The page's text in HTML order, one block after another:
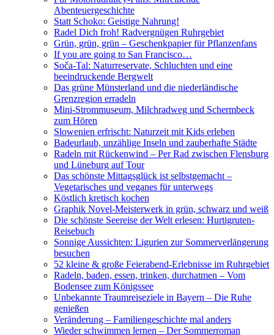
Abenteuergeschichte
Statt Schoko: Geistige Nahrung!
Radel Dich froh! Radvergnügen Ruhrgebiet
Grün, grün, grün – Geschenkpapier für Pflanzenfans
If you are going to San Francisco…
Soča-Tal: Naturreservate, Schluchten und eine
beeindruckende Bergwelt
Das grüne Münsterland und die niederländische
Grenzregion erradeln
Mini-Strommuseum, Milchradweg und Schermbeck
zum Hören
Slowenien erfrischt: Naturzeit mit Kids erleben
Badeurlaub, unzählige Inseln und zauberhafte Städte
Radeln mit Rückenwind – Per Rad zwischen Flensburg
und Lüneburg auf Tour
Das schönste Mittagsglück ist selbstgemacht –
Vegetarisches und veganes für unterwegs
Köstlich kretisch kochen
Graphik Novel-Meisterwerk in grün, schwarz und weiß
Die schönste Seereise der Welt erlesen: Hurtigruten-
Reisebuch
Sonnige Aussichten: Ligurien zur Sommerverlängerung
besuchen
52 kleine & große Feierabend-Erlebnisse im Ruhrgebiet
Radeln, baden, essen, trinken, durchatmen – Vom
Bodensee zum Königssee
Unbekannte Traumreiseziele in Bayern – Die Ruhe
genießen
Veränderung – Familiengeschichte mal anders
Wieder schwimmen lernen – Der Sommerroman